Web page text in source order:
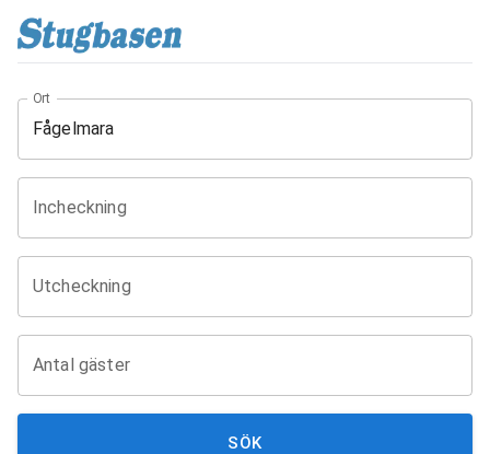
Ort
Incheckning
Utcheckning
Antal gäster
SÖK